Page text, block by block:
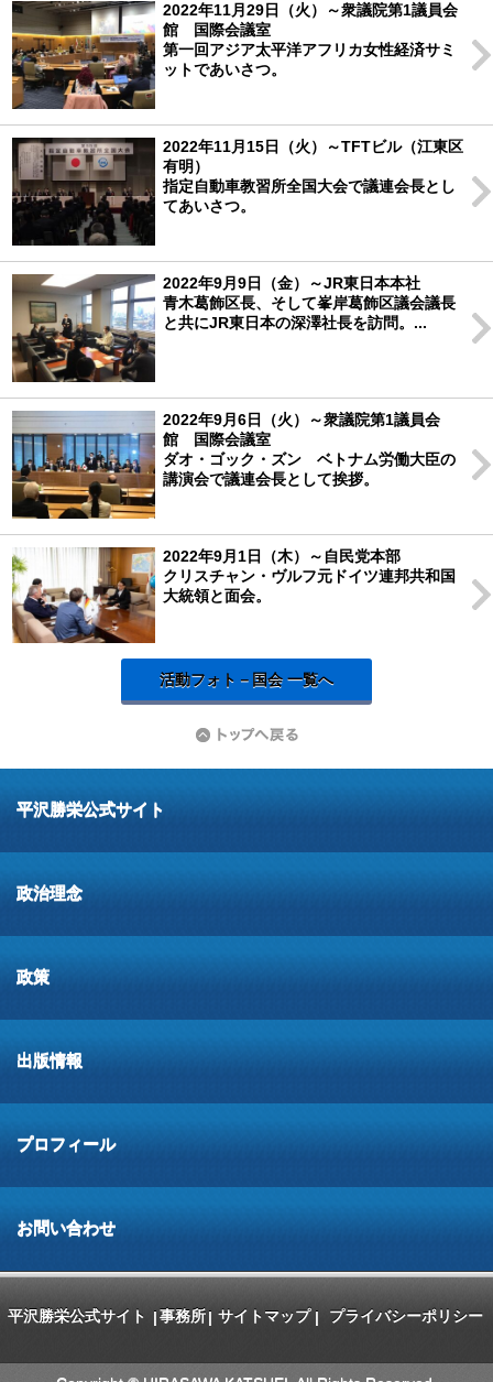
2022年11月29日（火）～衆議院第1議員会
館 国際会議室
第一回アジア太平洋アフリカ女性経済サミ
ットであいさつ。
2022年11月15日（火）～TFTビル（江東区
有明）
指定自動車教習所全国大会で議連会長とし
てあいさつ。
2022年9月9日（金）～JR東日本本社
青木葛飾区長、そして峯岸葛飾区議会議長
と共にJR東日本の深澤社長を訪問。...
2022年9月6日（火）～衆議院第1議員会
館 国際会議室
ダオ・ゴック・ズン ベトナム労働大臣の
講演会で議連会長として挨拶。
2022年9月1日（木）～自民党本部
クリスチャン・ヴルフ元ドイツ連邦共和国
大統領と面会。
活動フォト－国会 一覧へ
平沢勝栄公式サイト
政治理念
政策
出版情報
プロフィール
お問い合わせ
平沢勝栄公式サイト |事務所| サイトマップ | プライバシーポリシー